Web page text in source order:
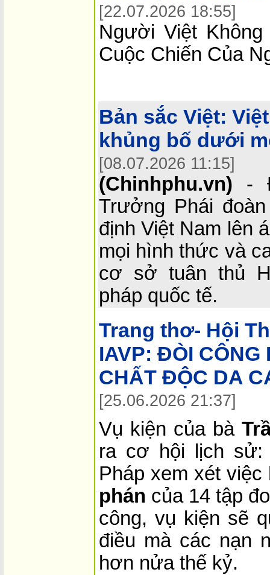
[22.07.2026 18:55]
Người Việt
Cuộc Chiến Của
Bản sắc Việt:
khủng bố dưới
[08.07.2026 11:15]
(Chinhphu.vn) -
Trưởng Phái
định Việt Nam lên
mọi hình thức và
cơ sở tuân thủ
pháp quốc tế.
Trang thơ- Hội
IAVP: ĐÒI CÔNG
CHẤT ĐỘC DA
[25.06.2026 21:37]
Vụ kiện của bà
ra cơ hội lịch sử:
Pháp xem xét việc
phán của 14 tập
công, vụ kiện sẽ
điều mà các nạn
hơn nửa thế kỷ.